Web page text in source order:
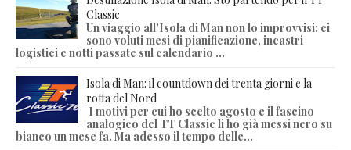
Classic
Un viaggio all'Isola di Man non lo improvvisi: ci
sono voluti mesi di pianificazione, incastri
logistici e notti passate sul calendario ...
Isola di Man: il countdown dei trenta giorni e la
rotta del Nord
I motivi per cui ho scelto agosto e il fascino
analogico del TT Classic li ho già messi nero su
bianco un mese fa. Ma adesso il tempo delle...